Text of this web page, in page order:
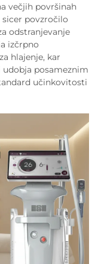
večjih površinah
sicer povzročilo
odstranjevanje
izčrpno
hlajenje, kar
posameznim
učinkovitosti